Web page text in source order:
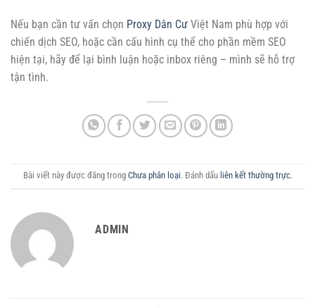
Nếu bạn cần tư vấn chọn Proxy Dân Cư Việt Nam phù hợp với
chiến dịch SEO, hoặc cần cấu hình cụ thể cho phần mềm SEO
hiện tại, hãy để lại bình luận hoặc inbox riêng – mình sẽ hỗ trợ
tận tình.
Bài viết này được đăng trong Chưa phân loại. Đánh dấu liên kết thường trực.
ADMIN